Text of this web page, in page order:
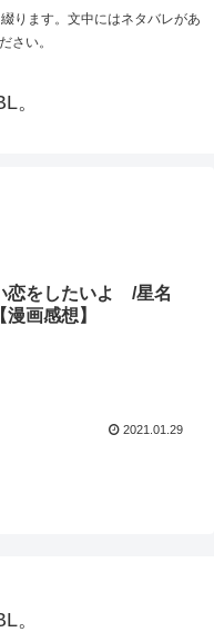
ります。文中にはネタバレがあ
さい。
。
恋をしたいよ /星名
画感想】
2021.01.29
。